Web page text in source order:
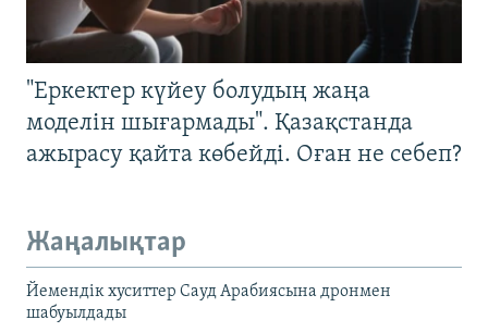
"Еркектер күйеу болудың жаңа
моделін шығармады". Қазақстанда
ажырасу қайта көбейді. Оған не себеп?
Жаңалықтар
Йемендік хуситтер Сауд Арабиясына дронмен
шабуылдады